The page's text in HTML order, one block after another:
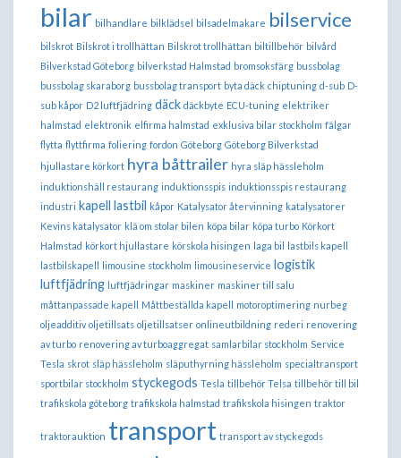
bilar bilhandlare bilklädsel bilsadelmakare bilservice
bilskrot Bilskrot i trollhättan Bilskrot trollhättan biltillbehör bilvård
Bilverkstad Göteborg bilverkstad Halmstad bromsoksfärg bussbolag
bussbolag skaraborg bussbolag transport byta däck chiptuning d-sub D-
sub kåpor D2 luftfjädring däck däckbyte ECU-tuning elektriker
halmstad elektronik elfirma halmstad exklusiva bilar stockholm fälgar
flytta flyttfirma foliering fordon Göteborg Göteborg Bilverkstad
hjullastare körkort hyra båttrailer hyra släp hässleholm
induktionshäll restaurang induktionsspis induktionsspis restaurang
industri kapell lastbil kåpor Katalysator återvinning katalysatorer
Kevins katalysator klä om stolar bilen köpa bilar köpa turbo Körkort
Halmstad körkort hjullastare körskola hisingen laga bil lastbils kapell
lastbilskapell limousine stockholm limousineservice logistik
luftfjädring luftfjädringar maskiner maskiner till salu
måttanpassade kapell Måttbeställda kapell motoroptimering nurbeg
oljeadditiv oljetillsats oljetillsatser onlineutbildning rederi renovering
av turbo renovering av turboaggregat samlarbilar stockholm Service
Tesla skrot släp hässleholm släputhyrning hässleholm specialtransport
sportbilar stockholm styckegods Tesla tillbehör Telsa tillbehör till bil
trafikskola göteborg trafikskola halmstad trafikskola hisingen traktor
traktorauktion transport transport av styckegods